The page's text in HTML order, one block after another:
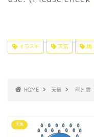
イラスト 天気 雨
HOME 天気 雨と雲
天気